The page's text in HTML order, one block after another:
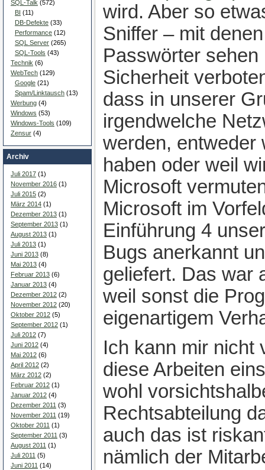
SQL-Talk (572)
BI (11)
DB-Defekte (33)
Performance (12)
SQL Server (265)
SQL-Tools (43)
Technik (6)
WebTech (129)
Google (21)
Spam/Linktausch (13)
Werbung (4)
Windows (53)
Windows-Tools (109)
Zensur (4)
Archiv
Juli 2017 (1)
November 2016 (1)
Juli 2015 (2)
März 2014 (1)
Dezember 2013 (1)
September 2013 (1)
August 2013 (1)
Juli 2013 (1)
Juni 2013 (8)
Mai 2013 (4)
Februar 2013 (6)
Januar 2013 (4)
Dezember 2012 (2)
November 2012 (20)
Oktober 2012 (5)
September 2012 (1)
Juli 2012 (7)
Juni 2012 (4)
Mai 2012 (6)
April 2012 (2)
März 2012 (2)
Februar 2012 (1)
Januar 2012 (4)
Dezember 2011 (3)
November 2011 (19)
Oktober 2011 (1)
September 2011 (3)
August 2011 (1)
Juli 2011 (5)
Juni 2011 (14)
wird. Aber so
Sniffer – mit
Passwörter
Sicherheit
dass in unserer
irgendwelche
werden, entweder
haben oder weil
Microsoft
Microsoft im
Einführung 4
Bugs anerkannt
geliefert. Das war
weil sonst die
eigenartigem
Ich kann mir nicht
diese Arbeiten
wohl
Rechtsabteilung
auch das ist
nämlich der